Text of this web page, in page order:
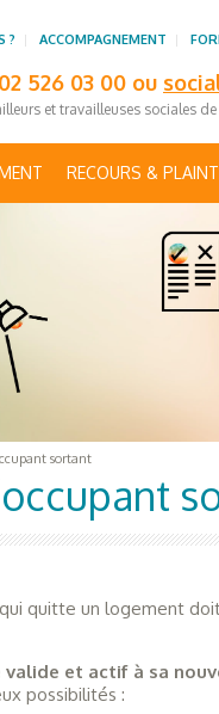
526 03 00 ou
et travailleuses sociales
? ACCOMPAGNEMENT
RECOURS &
sortant
quitte un logement doit
et actif à sa
possibilités :